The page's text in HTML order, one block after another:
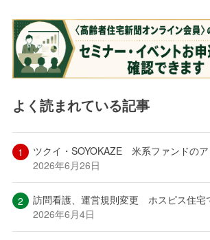
よく読まれている記事
ツクイ・SOYOKAZE 米系ファンドの
2026年6月26日
訪問看護、運営規則変更 ホスピス住宅
2026年6月4日